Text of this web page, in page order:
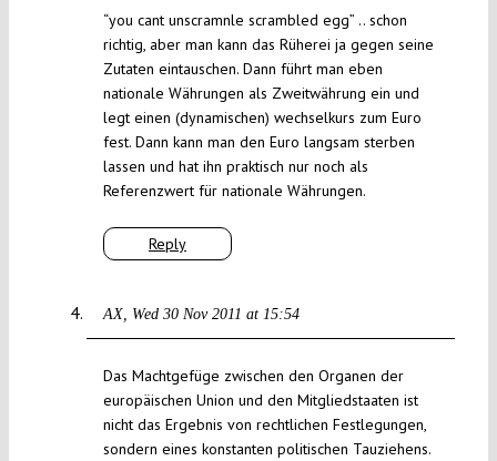
Reply
“you cant unscramnle scrambled egg” .. schon
richtig, aber man kann das Rüherei ja gegen seine
Zutaten eintauschen. Dann führt man eben
nationale Währungen als Zweitwährung ein und
legt einen (dynamischen) wechselkurs zum Euro
fest. Dann kann man den Euro langsam sterben
lassen und hat ihn praktisch nur noch als
Referenzwert für nationale Währungen.
AX Wed 30 Nov 2011 at 15:54
Das Machtgefüge zwischen den Organen der
europäischen Union und den Mitgliedstaaten ist
nicht das Ergebnis von rechtlichen Festlegungen,
sondern eines konstanten politischen Tauziehens.